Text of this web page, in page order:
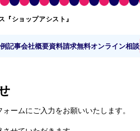
『ショップアシスト』
記事会社概要資料請求無料オンライン相談
ームにご入力をお願いいたします。